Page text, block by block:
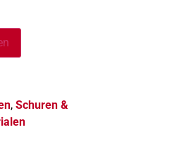
, Schuren &